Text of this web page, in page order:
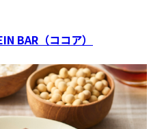
BAR（ココア）